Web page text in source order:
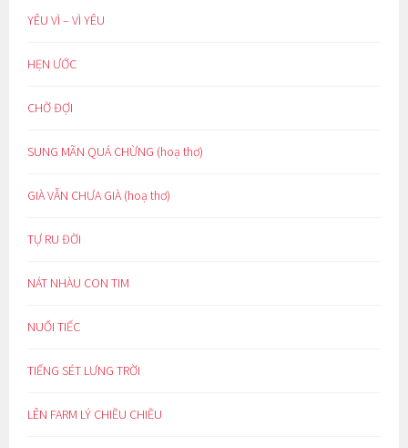
YÊU VÌ – VÌ YÊU
HẸN ƯỚC
CHỜ ĐỢI
SUNG MÃN QUÁ CHỪNG (hoạ thơ)
GIÀ VẪN CHƯA GIÀ (hoạ thơ)
TỰ RU ĐỜI
NÁT NHÀU CON TIM
NUỐI TIẾC
TIẾNG SÉT LƯNG TRỜI
LÊN FARM LÝ CHIỀU CHIỀU